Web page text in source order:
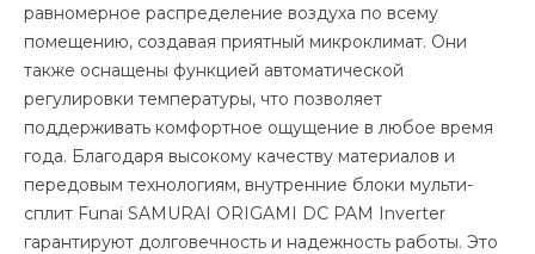
равномерное распределение воздуха по всему
помещению, создавая приятный микроклимат. Они
также оснащены функцией автоматической
регулировки температуры, что позволяет
поддерживать комфортное ощущение в любое время
года. Благодаря высокому качеству материалов и
передовым технологиям, внутренние блоки мульти-
сплит Funai SAMURAI ORIGAMI DC PAM Inverter
гарантируют долговечность и надежность работы. Это